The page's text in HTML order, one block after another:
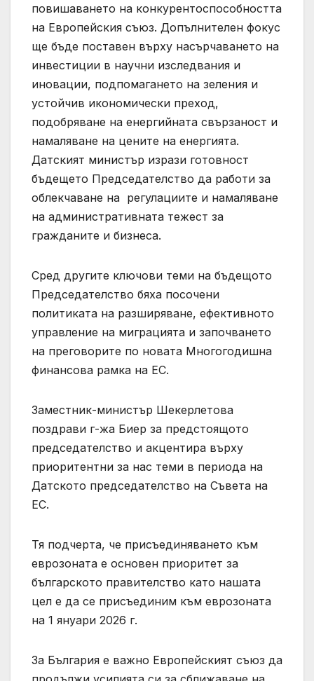
повишаването на конкурентоспособността
на Европейския съюз. Допълнителен фокус
ще бъде поставен върху насърчаването на
инвестиции в научни изследвания и
иновации, подпомагането на зеления и
устойчив икономически преход,
подобряване на енергийната свързаност и
намаляване на цените на енергията.
Датският министър изрази готовност
бъдещето Председателство да работи за
облекчаване на регулациите и намаляване
на административната тежест за
гражданите и бизнеса.
Сред другите ключови теми на бъдещото
Председателство бяха посочени
политиката на разширяване, ефективното
управление на миграцията и започването
на преговорите по новата Многогодишна
финансова рамка на ЕС.
Заместник-министър Шекерлетова
поздрави г-жа Биер за предстоящото
председателство и акцентира върху
приоритентни за нас теми в периода на
Датското председателство на Съвета на
ЕС.
Тя подчерта, че присъединяването към
еврозоната е основен приоритет за
българското правителство като нашата
цел е да се присъединим към еврозоната
на 1 януари 2026 г.
За България е важно Европейският съюз да